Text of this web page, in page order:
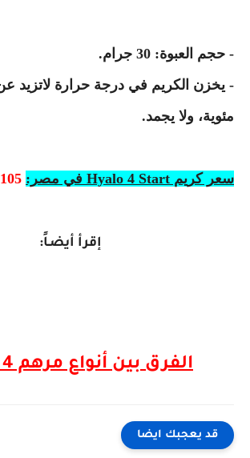
- حجم العبوة: 30 جرام.
مئوية، ولا يجمد.
سعر كريم Hyalo 4 Start في مصر: 105
إقرأ أيضـاً:
الفرق بين أنواع مرهم Hyalo 4
قد يعجبك ايضا